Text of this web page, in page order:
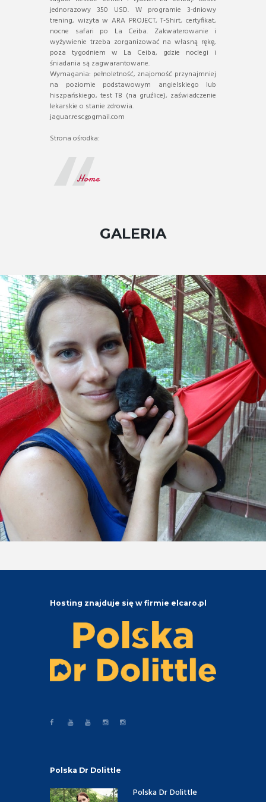
jednorazowy 350 USD. W programie 3-dniowy
trening, wizyta w ARA PROJECT, T-Shirt, certyfikat,
nocne safari po La Ceiba. Zakwaterowanie i
wyżywienie trzeba zorganizować na własną rękę,
poza tygodniem w La Ceiba, gdzie noclegi i
śniadania są zagwarantowane.
Wymagania: pełnoletność, znajomość przynajmniej
na poziomie podstawowym angielskiego lub
hiszpańskiego, test TB (na gruźlice), zaświadczenie
lekarskie o stanie zdrowia.
jaguar.resc@gmail.com
Strona ośrodka:
Home
GALERIA
Hosting znajduje się w firmie elcaro.pl
Polska Dr Dolittle
Polska Dr Dolittle